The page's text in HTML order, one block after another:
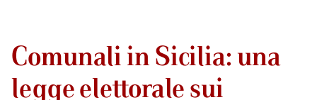
Comunali in Sicilia: una
legge elettorale sui